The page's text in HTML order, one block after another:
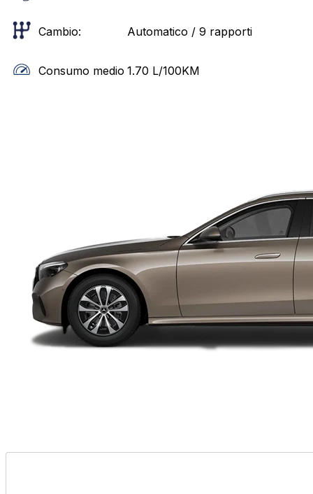
Cambio: Automatico / 9 rapporti
Consumo medio 1.70 L/100KM